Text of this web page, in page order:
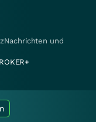
und